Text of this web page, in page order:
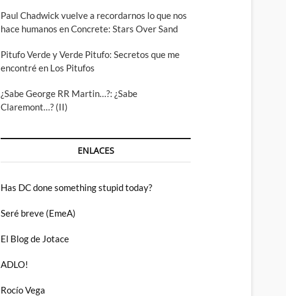
Paul Chadwick vuelve a recordarnos lo que nos
hace humanos en Concrete: Stars Over Sand
Pitufo Verde y Verde Pitufo: Secretos que me
encontré en Los Pitufos
¿Sabe George RR Martin…?: ¿Sabe
Claremont…? (II)
ENLACES
Has DC done something stupid today?
Seré breve (EmeA)
El Blog de Jotace
ADLO!
Rocío Vega